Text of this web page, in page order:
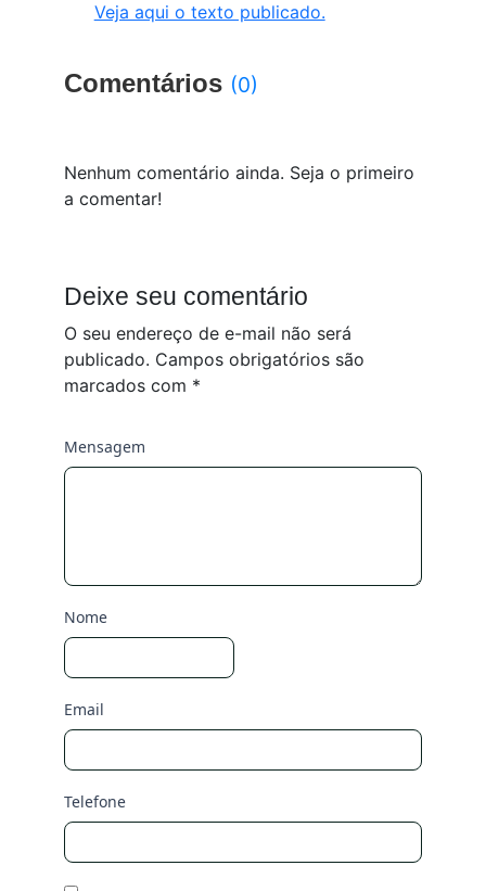
Veja aqui o texto publicado.
Comentários (0)
Nenhum comentário ainda. Seja o primeiro
a comentar!
Deixe seu comentário
O seu endereço de e-mail não será
publicado. Campos obrigatórios são
marcados com *
Mensagem
Nome
Email
Telefone